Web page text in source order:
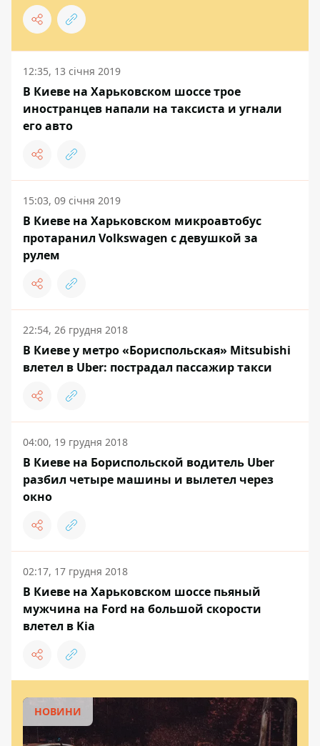
12:35, 13 січня 2019
В Киеве на Харьковском шоссе трое
иностранцев напали на таксиста и угнали
его авто
15:03, 09 січня 2019
В Киеве на Харьковском микроавтобус
протаранил Volkswagen с девушкой за
рулем
22:54, 26 грудня 2018
В Киеве у метро «Бориспольская» Mitsubishi
влетел в Uber: пострадал пассажир такси
04:00, 19 грудня 2018
В Киеве на Бориспольской водитель Uber
разбил четыре машины и вылетел через
окно
02:17, 17 грудня 2018
В Киеве на Харьковском шоссе пьяный
мужчина на Ford на большой скорости
влетел в Kia
НОВИНИ